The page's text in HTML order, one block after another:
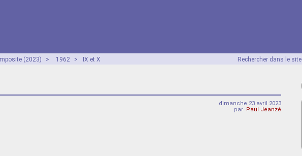
Rechercher dans le site
(2023) > 1962 > IX et X
dimanche 23 avril 2023
par Paul Jeanzé